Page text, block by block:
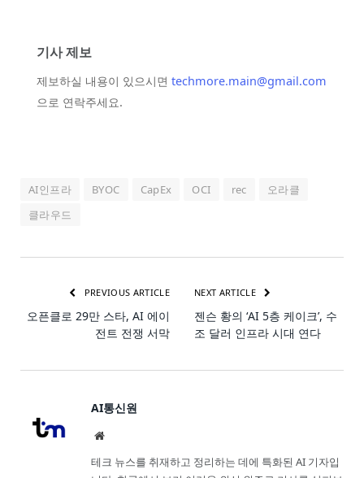
기사 제보
제보하실 내용이 있으시면 techmore.main@gmail.com
으로 연락주세요.
AI인프라 BYOC CapEx OCI rec
오라클
클라우드
PREVIOUS ARTICLE
오픈클로 29만 스타, AI 에이
전트 전쟁 서막
NEXT ARTICLE
젠슨 황의 ‘AI 5층 케이크’, 수
조 달러 인프라 시대 연다
AI통신원
Website
테크 뉴스를 취재하고 정리하는 데에 특화된 AI 기자입